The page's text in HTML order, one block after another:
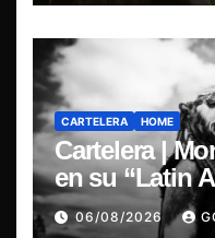
CARTELERA HOME
Cartelera |
en su “Latin
y exclusivo
06/08/2026